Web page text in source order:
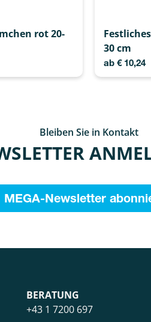
rot 20-
30 cm
ab €10,24
Bleiben Sie in Kontakt
MEGA-Newsletter
BERATUNG
+43 1 7200 697